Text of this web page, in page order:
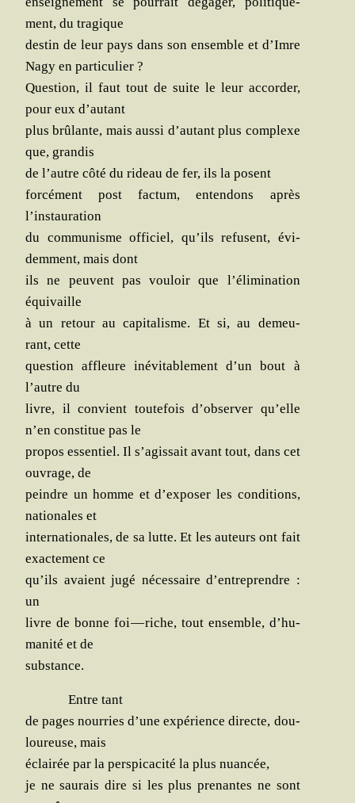
ment, du tragique
des­tin de leur pays dans son ensemble et d’Imre
Nagy en particulier ?
Ques­tion, il faut tout de suite le leur accor­der,
pour eux d’autant
plus brû­lante, mais aus­si d’au­tant plus com­plexe
que, grandis
de l’autre côté du rideau de fer, ils la posent
for­cé­ment post fac­tum, enten­dons après
l’instauration
du com­mu­nisme offi­ciel, qu’ils refusent, évi­
dem­ment, mais dont
ils ne peuvent pas vou­loir que l’é­li­mi­na­tion
équivaille
à un retour au capi­ta­lisme. Et si, au demeu­
rant, cette
ques­tion affleure inévi­ta­ble­ment d’un bout à
l’autre du
livre, il convient tou­te­fois d’ob­ser­ver qu’elle
n’en consti­tue pas le
pro­pos essen­tiel. Il s’a­gis­sait avant tout, dans cet
ouvrage, de
peindre un homme et d’ex­po­ser les condi­tions,
natio­nales et
inter­na­tio­nales, de sa lutte. Et les auteurs ont fait
exac­te­ment ce
qu’ils avaient jugé néces­saire d’en­tre­prendre :
un
livre de bonne foi — riche, tout ensemble, d’hu­
ma­ni­té et de
substance.
Entre tant
de pages nour­ries d’une expé­rience directe, dou­
lou­reuse, mais
éclai­rée par la pers­pi­ca­ci­té la plus nuancée,
je ne sau­rais dire si les plus pre­nantes ne sont